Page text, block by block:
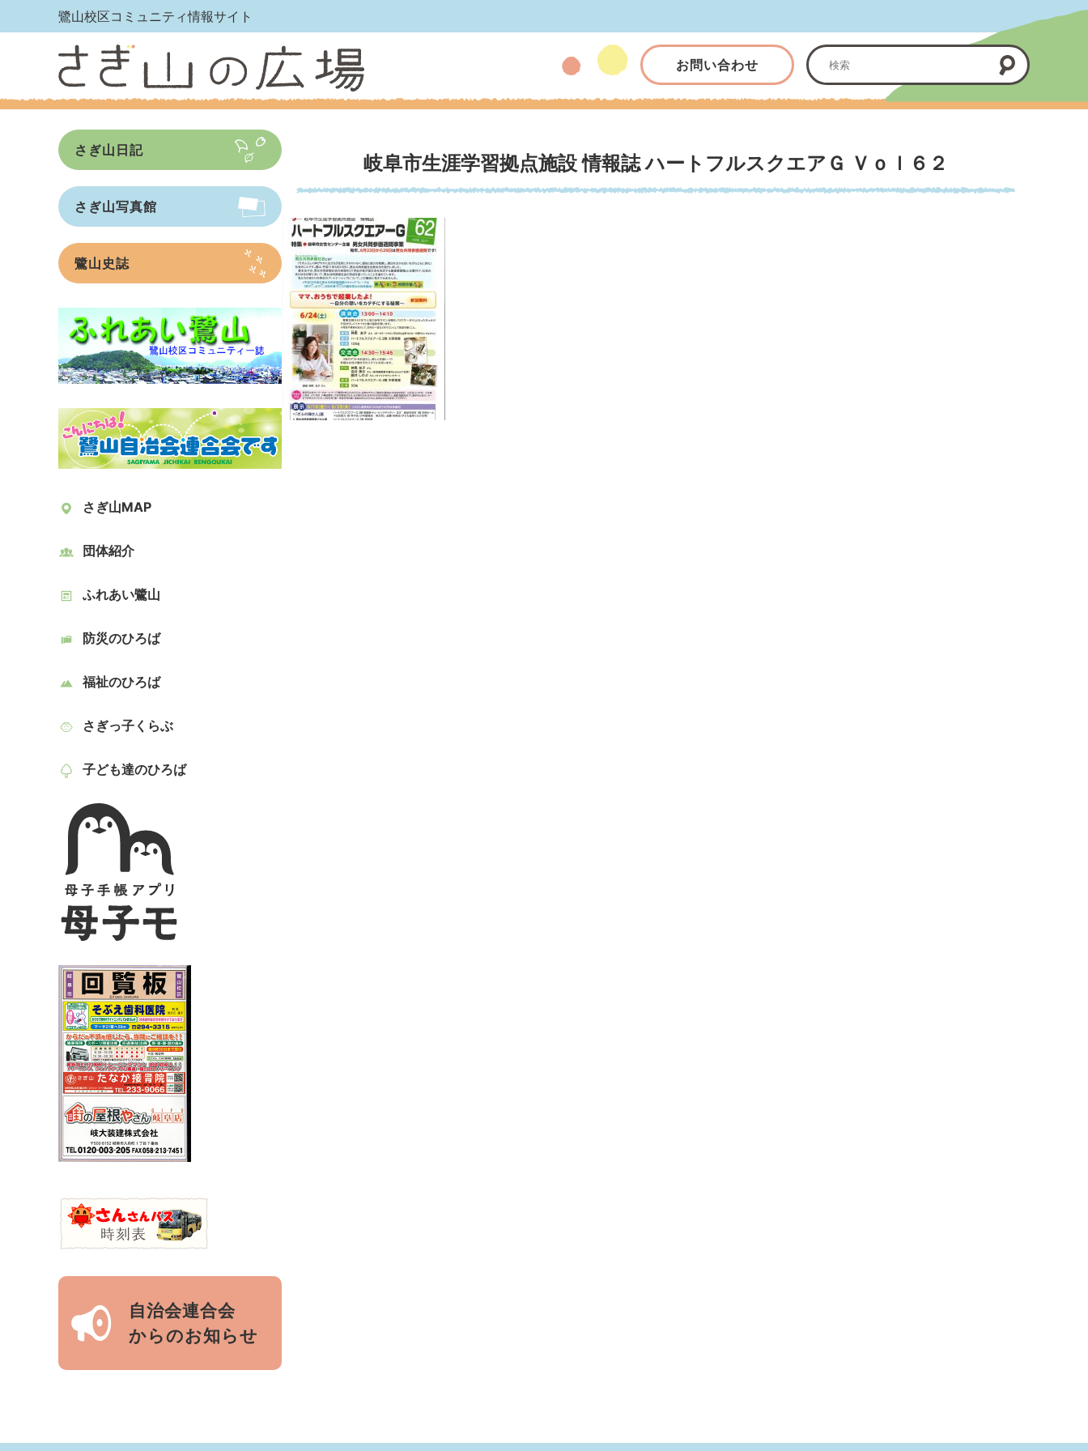
鷺山校区コミュニティ情報サイト
お問い合わせ
岐阜市生涯学習拠点施設 情報誌 ハートフルスクエアＧ Ｖｏｌ６２
さぎ山日記
さぎ山写真館
鷺山史誌
さぎ山MAP
団体紹介
ふれあい鷺山
防災のひろば
福祉のひろば
さぎっ子くらぶ
子ども達のひろば
自治会連合会
からのお知らせ